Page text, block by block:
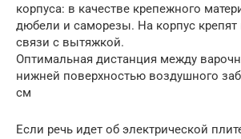
корпуса: в качестве крепежного
дюбели и саморезы. На корпус
связи с вытяжкой.
Оптимальная дистанция между
нижней поверхностью воздушного
см
Если речь идет об электрической